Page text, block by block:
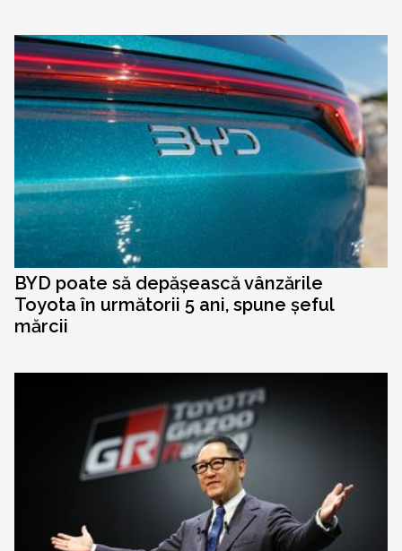
BYD poate să depășească vânzările
Toyota în următorii 5 ani, spune șeful
mărcii